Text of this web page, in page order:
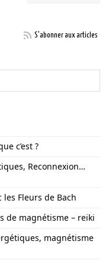
S'abonner aux articles
c’est ?
Reconnexion…
les Fleurs de Bach
de magnétisme – reiki
magnétisme